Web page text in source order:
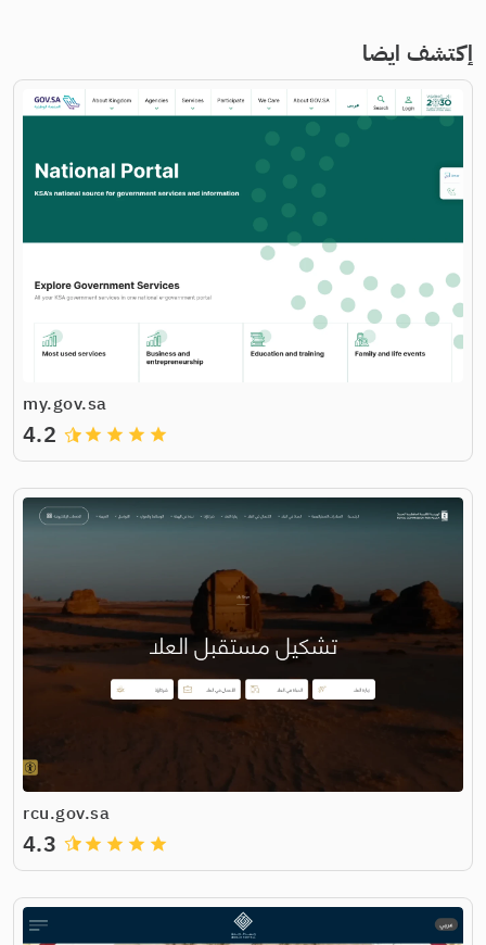
إكتشف ايضا
my.gov.sa
grade
grade
grade
grade
4.2
rcu.gov.sa
grade
grade
grade
grade
4.3